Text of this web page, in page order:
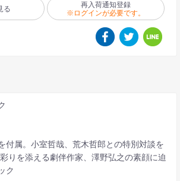
る
再入荷通知登録
※ログインが必要です。
付属。小室哲哉、荒木哲郎との特別対談を
りを添える劇伴作家、澤野弘之の素顔に迫
ク